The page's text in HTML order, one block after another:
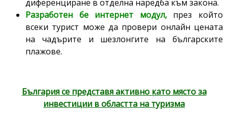
диференциране в отделна наредба към закона.
Разработен бе интернет модул,през който
всеки турист може да провери онлайн цената
на чадърите и шезлонгите на българските
плажове.
България се представя активно като място за
инвестиции в областта на туризма